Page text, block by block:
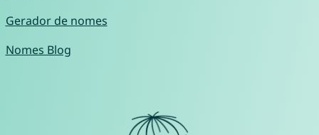
Gerador de nomes
Nomes Blog